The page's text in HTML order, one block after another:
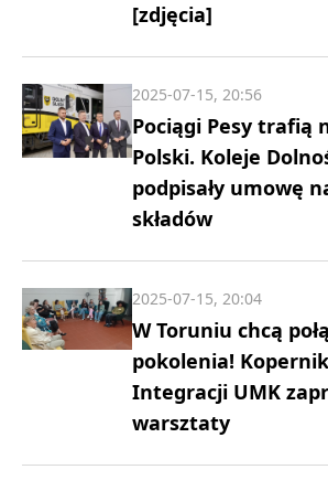
[zdjęcia]
Pociągi Pesy trafią
Polski. Koleje
podpisały umowę
składów
2025-07-15, 20:56
W Toruniu chcą
pokolenia!
Integracji UMK
warsztaty
2025-07-15, 20:04